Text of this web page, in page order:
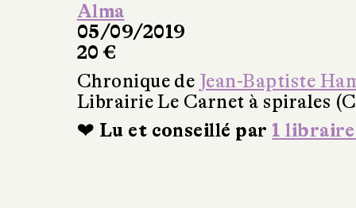
Alma
05/09/2019
20 €
Chronique de Jean-Baptiste
Librairie Le Carnet à spirales
❤ Lu et conseillé par 1